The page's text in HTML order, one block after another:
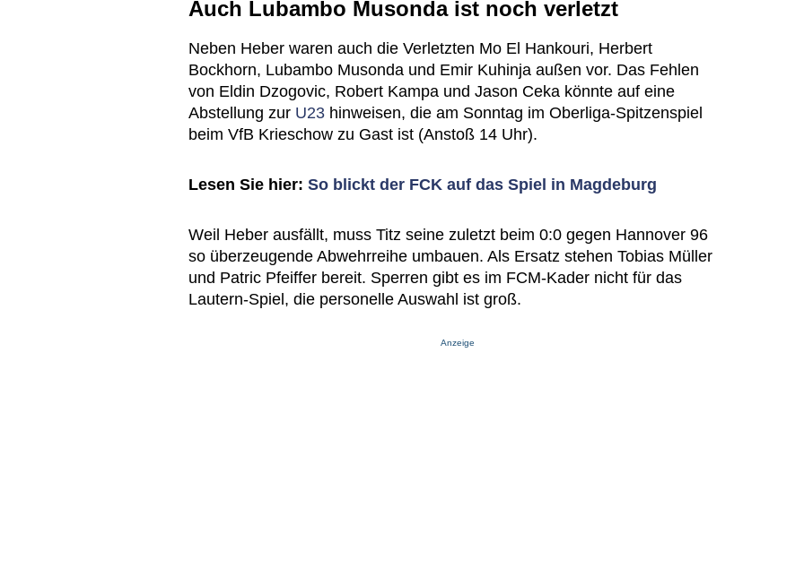
Auch Lubambo Musonda ist noch verletzt
Neben Heber waren auch die Verletzten Mo El Hankouri, Herbert
Bockhorn, Lubambo Musonda und Emir Kuhinja außen vor. Das Fehlen
von Eldin Dzogovic, Robert Kampa und Jason Ceka könnte auf eine
Abstellung zur U23 hinweisen, die am Sonntag im Oberliga-Spitzenspiel
beim VfB Krieschow zu Gast ist (Anstoß 14 Uhr).
Lesen Sie hier: So blickt der FCK auf das Spiel in Magdeburg
Weil Heber ausfällt, muss Titz seine zuletzt beim 0:0 gegen Hannover 96
so überzeugende Abwehrreihe umbauen. Als Ersatz stehen Tobias Müller
und Patric Pfeiffer bereit. Sperren gibt es im FCM-Kader nicht für das
Lautern-Spiel, die personelle Auswahl ist groß.
Anzeige